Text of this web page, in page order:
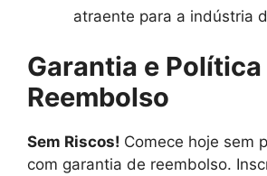
atraente para a indústria
Garantia e Política
Reembolso
Sem Riscos! Comece hoje sem
com garantia de reembolso.